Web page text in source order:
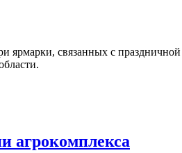
ярмарки, связанных с
агрокомплекса